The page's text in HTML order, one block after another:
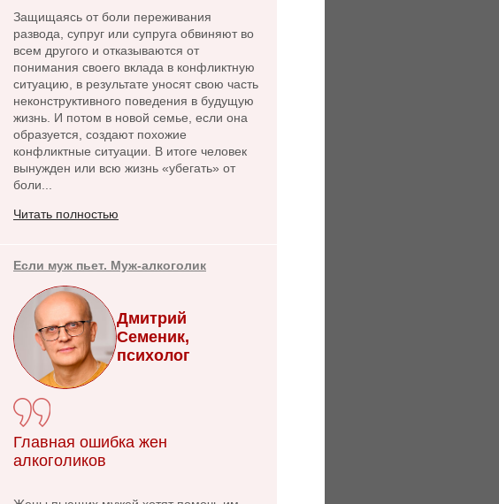
Защищаясь от боли переживания
развода, супруг или супруга обвиняют во
всем другого и отказываются от
понимания своего вклада в конфликтную
ситуацию, в результате уносят свою часть
неконструктивного поведения в будущую
жизнь. И потом в новой семье, если она
образуется, создают похожие
конфликтные ситуации. В итоге человек
вынужден или всю жизнь «убегать» от
боли...
Читать полностью
Если муж пьет. Муж-алкоголик
Дмитрий
Семеник,
психолог
Главная ошибка жен
алкоголиков